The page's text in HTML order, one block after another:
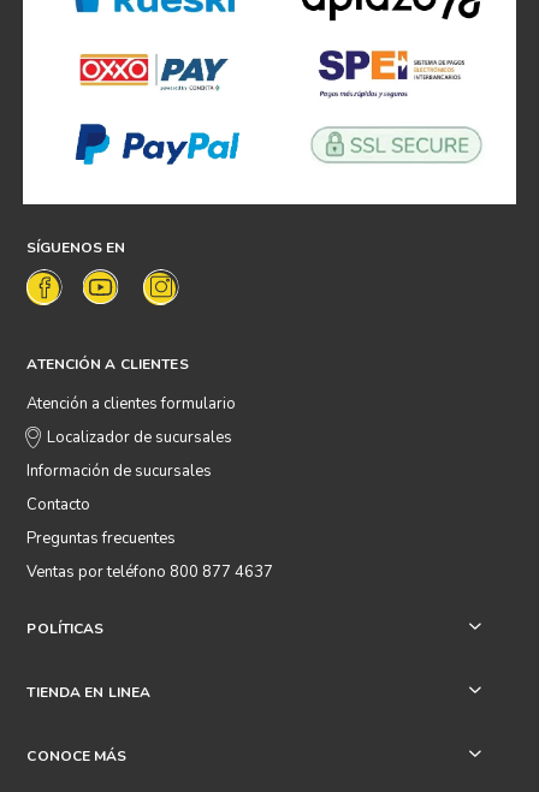
SÍGUENOS EN
ATENCIÓN A CLIENTES
Atención a clientes formulario
Localizador de sucursales
Información de sucursales
Contacto
Preguntas frecuentes
Ventas por teléfono 800 877 4637
POLÍTICAS +
TIENDA EN LINEA +
CONOCE MÁS +